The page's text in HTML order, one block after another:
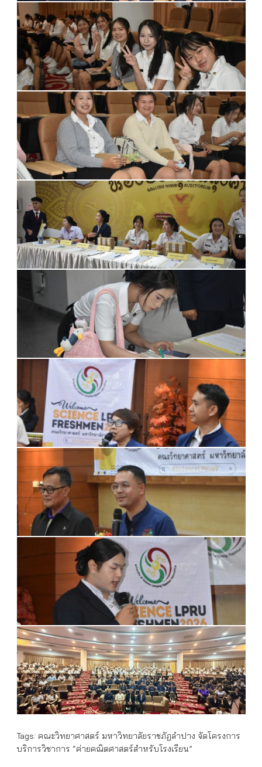
Tags: คณะวิทยาศาสตร์ มหาวิทยาลัยราชภัฏลำปาง จัดโครงการ
บริการวิชาการ “ค่ายคณิตศาสตร์สำหรับโรงเรียน”